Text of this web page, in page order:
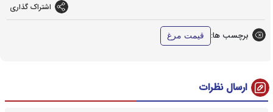
اشتراک گذاری
برچسب ها: قیمت مرغ
ارسال نظرات